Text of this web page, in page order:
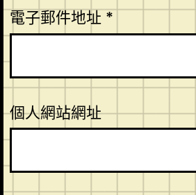
電子郵件地址 *
個人網站網址